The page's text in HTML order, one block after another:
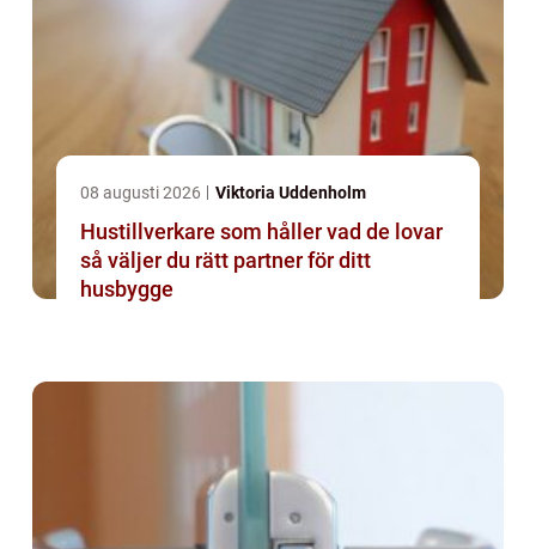
08 augusti 2026 Viktoria Uddenholm
Hustillverkare som håller vad de lovar
så väljer du rätt partner för ditt
husbygge